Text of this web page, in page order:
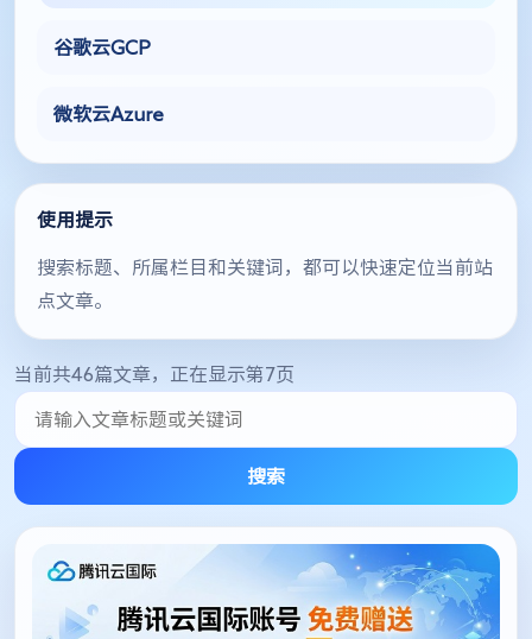
谷歌云GCP
微软云Azure
使用提示
搜索标题、所属栏目和关键词，都可以快速定位当前站
点文章。
当前共46篇文章，正在显示第7页
搜索